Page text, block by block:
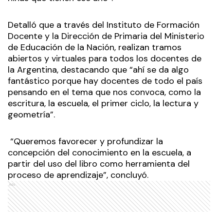
Detalló que a través del Instituto de Formación
Docente y la Dirección de Primaria del Ministerio
de Educación de la Nación, realizan tramos
abiertos y virtuales para todos los docentes de
la Argentina, destacando que “ahí se da algo
fantástico porque hay docentes de todo el país
pensando en el tema que nos convoca, como la
escritura, la escuela, el primer ciclo, la lectura y
geometría”.
“Queremos favorecer y profundizar la
concepción del conocimiento en la escuela, a
partir del uso del libro como herramienta del
proceso de aprendizaje”, concluyó.
Ads